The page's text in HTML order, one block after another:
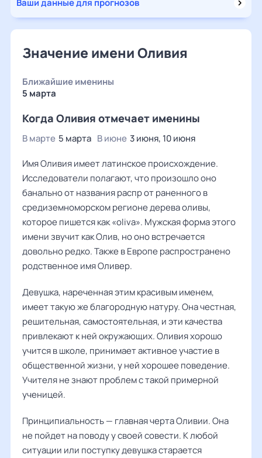
Ваши данные для прогнозов
Значение имени Оливия
Ближайшие именины
5 марта
Когда Оливия отмечает именины
В марте 5 марта В июне 3 июня, 10 июня
Имя Оливия имеет латинское происхождение.
Исследователи полагают, что произошло оно
банально от названия распр от раненного в
средиземноморском регионе дерева оливы,
которое пишется как «oliva». Мужская форма этого
имени звучит как Олив, но оно встречается
довольно редко. Также в Европе распространено
родственное имя Оливер.
Девушка, нареченная этим красивым именем,
имеет такую же благородную натуру. Она честная,
решительная, самостоятельная, и эти качества
привлекают к ней окружающих. Оливия хорошо
учится в школе, принимает активное участие в
общественной жизни, у ней хорошее поведение.
Учителя не знают проблем с такой примерной
ученицей.
Принципиальность — главная черта Оливии. Она
не пойдет на поводу у своей совести. К любой
ситуации или поступку девушка старается